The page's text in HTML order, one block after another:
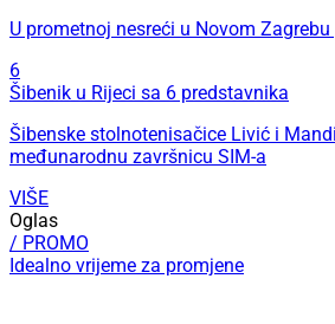
U prometnoj nesreći u Novom
6
Šibenik u Rijeci sa 6 predstavnika
Šibenske stolnotenisačice Livić i
međunarodnu završnicu SIM-a
VIŠE
Oglas
/ PROMO
Idealno vrijeme za promjene